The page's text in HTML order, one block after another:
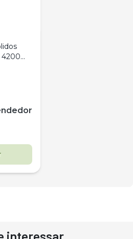
4200
interessar